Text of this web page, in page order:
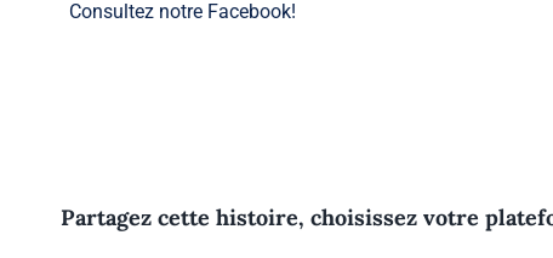
Consultez notre Facebook!
Partagez cette histoire, choisissez votre